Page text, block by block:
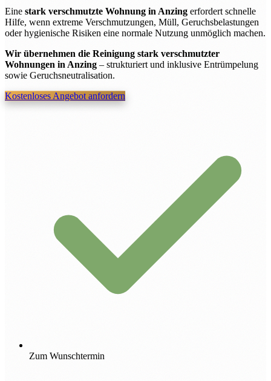
Eine stark verschmutzte Wohnung in Anzing erfordert schnelle
Hilfe, wenn extreme Verschmutzungen, Müll, Geruchsbelastungen
oder hygienische Risiken eine normale Nutzung unmöglich machen.
Wir übernehmen die Reinigung stark verschmutzter
Wohnungen in Anzing– strukturiert und inklusive Entrümpelung
sowie Geruchsneutralisation.
Kostenloses Angebot anfordern
Zum Wunschtermin